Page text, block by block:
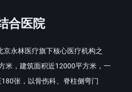
合医院
永林医疗旗下核心医疗机构之
米，建筑面积近12000平方米，一
张，以骨伤科、脊柱侧弯门